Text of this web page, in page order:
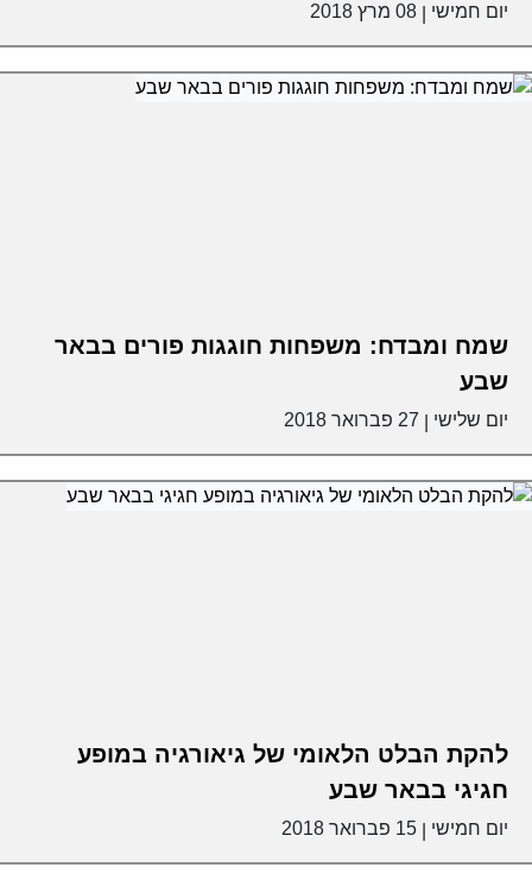
יום חמישי 08 מרץ 2018
שמח ומבדח: משפחות חוגגות פורים בבאר
שבע
יום שלישי 27 פברואר 2018
להקת הבלט הלאומי של גיאורגיה במופע
חגיגי בבאר שבע
יום חמישי 15 פברואר 2018